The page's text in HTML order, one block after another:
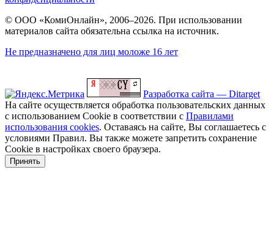
© ООО «КомиОнлайн», 2006–2026. При использовании
материалов сайта обязательна ссылка на источник.
Не предназначено для лиц моложе 16 лет
Разработка сайта — Ditarget
На сайте осуществляется обработка пользовательских данных
с использованием Cookie в соответствии с Правилами
использования cookies. Оставаясь на сайте, Вы соглашаетесь с
условиями Правил. Вы также можете запретить сохранение
Cookie в настройках своего браузера.
Принять